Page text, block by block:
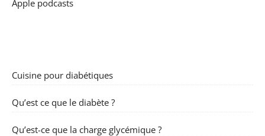
Apple podcasts
Cuisine pour diabétiques
Qu’est ce que le diabète ?
Qu’est-ce que la charge glycémique ?